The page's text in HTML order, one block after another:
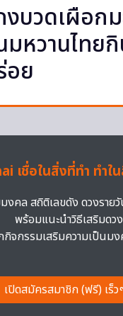
บวดเผือก
หวานไทย
อย
เชื่อในสิ่งที่ทำ ทำใ
งคล สถิติเลขดัง ดวงราย
พร้อมแนะนำวิธีเสริมดวง
กิจกรรมเสริมความเป็นม
เปิดสมัครสมาชิก (ฟรี) เร็